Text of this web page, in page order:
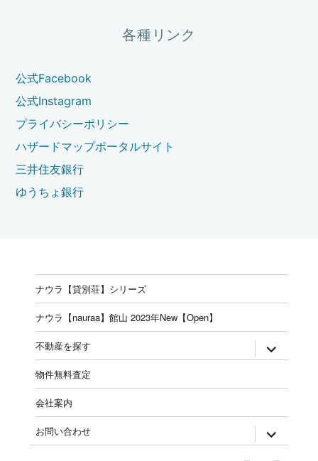
各種リンク
公式Facebook
公式Instagram
プライバシーポリシー
ハザードマップポータルサイト
三井住友銀行
ゆうちょ銀行
ナウラ【貸別荘】シリーズ
ナウラ【nauraa】館山 2023年New【Open】
不動産を探す expand
child
物件無料査定
会社案内
お問い合わせ expand
child